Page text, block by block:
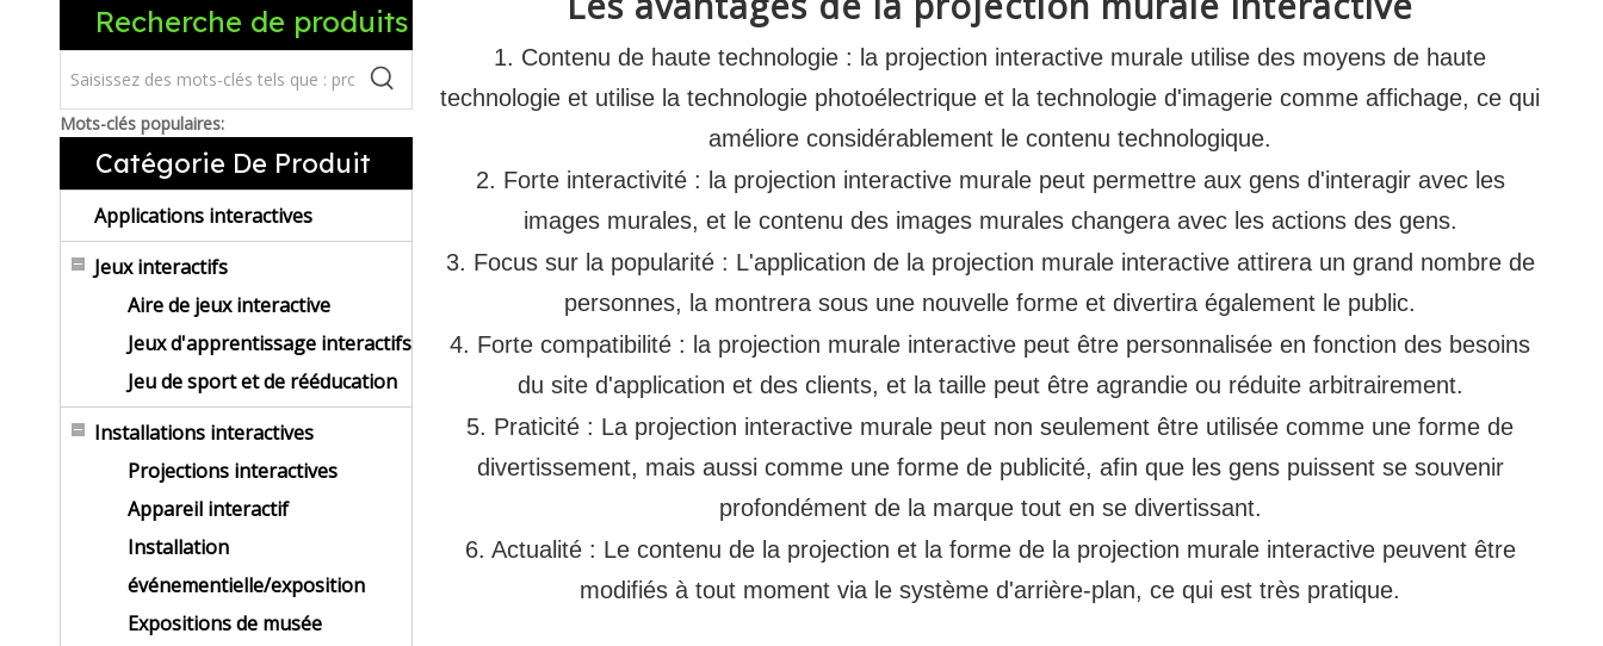
Recherche de produits
Mots-clés populaires:
Catégorie De Produit
Applications interactives
Jeux interactifs
Aire de jeux interactive
Jeux d'apprentissage interactifs
Jeu de sport et de rééducation
Installations interactives
Projections interactives
Appareil interactif
Installation
événementielle/exposition
Expositions de musée
1. Contenu de haute technologie : la projection interactive murale utilise des moyens de haute
technologie et utilise la technologie photoélectrique et la technologie d'imagerie comme affichage, ce qui
améliore considérablement le contenu technologique.
2. Forte interactivité : la projection interactive murale peut permettre aux gens d'interagir avec les
images murales, et le contenu des images murales changera avec les actions des gens.
3. Focus sur la popularité : L'application de la projection murale interactive attirera un grand nombre de
personnes, la montrera sous une nouvelle forme et divertira également le public.
4. Forte compatibilité : la projection murale interactive peut être personnalisée en fonction des besoins
du site d'application et des clients, et la taille peut être agrandie ou réduite arbitrairement.
5. Praticité : La projection interactive murale peut non seulement être utilisée comme une forme de
divertissement, mais aussi comme une forme de publicité, afin que les gens puissent se souvenir
profondément de la marque tout en se divertissant.
6. Actualité : Le contenu de la projection et la forme de la projection murale interactive peuvent être
modifiés à tout moment via le système d'arrière-plan, ce qui est très pratique.